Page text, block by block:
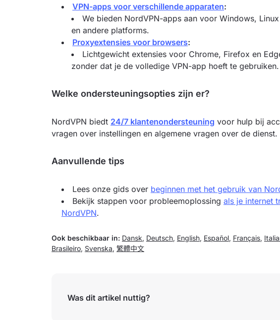
VPN-apps voor verschillende apparaten:
We bieden NordVPN-apps aan voor Windows,
en andere platforms.
Proxyextensies voor browsers:
Lichtgewicht extensies voor Chrome, Firefox en
zonder dat je de volledige VPN-app hoeft te gebruiken.
Welke ondersteuningsopties zijn er?
NordVPN biedt 24/7 klantenondersteuning voor hulp bij
vragen over instellingen en algemene vragen over de dienst.
Aanvullende tips
Lees onze gids over beginnen met het gebruik van
Bekijk stappen voor probleemoplossing als je internet
NordVPN.
Ook beschikbaar in: Dansk, Deutsch, English, Español, Français,
Brasileiro, Svenska, 繁體中文
Was dit artikel nuttig?